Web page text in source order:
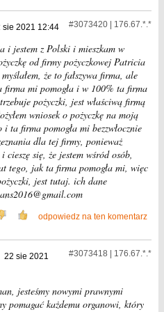
#3073420 | 176.67.*.*
sie 2021 12:44
i jestem z Polski i mieszkam w
od firmy pożyczkowej Patricia
że to fałszywa firma, ale
firma mi pomogła i w 100% ta firma
pożyczki, jest właściwą firmą
wniosek o pożyczkę na moją
ta firma pomogła mi bezzwłocznie
dla tej firmy, ponieważ
się, że jestem wśród osób,
tego, jak ta firma pomogła mi, więc
jest tutaj. ich dane
odpowiedz na ten komentarz
#3073418 | 176.67.*.*
22 sie 2021
jesteśmy nowymi prawnymi
pomagać każdemu organowi, który